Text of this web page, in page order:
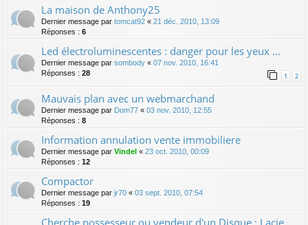
La maison de Anthony25
Dernier message par tomcat92 « 21 déc. 2010, 13:09
Réponses : 6
Led électroluminescentes : danger pour les yeux ...
Dernier message par sombody « 07 nov. 2010, 16:41
Réponses : 28 1 2
Mauvais plan avec un webmarchand
Dernier message par Dom77 « 03 nov. 2010, 12:55
Réponses : 8
Information annulation vente immobiliere
Dernier message par Vindel « 23 oct. 2010, 00:09
Réponses : 12
Compactor
Dernier message par jr70 « 03 sept. 2010, 07:54
Réponses : 19